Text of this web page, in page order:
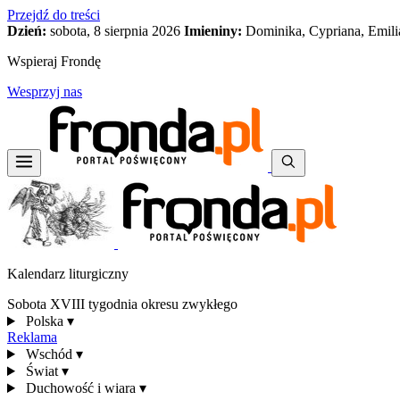
Przejdź do treści
Dzień: sobota, 8 sierpnia 2026 Imieniny: Dominika, Cypriana,
Wspieraj Frondę
Wesprzyj nas
Kalendarz liturgiczny
Sobota XVIII tygodnia okresu zwykłego
Polska ▾
Reklama
Wschód ▾
Świat ▾
Duchowość i wiara ▾